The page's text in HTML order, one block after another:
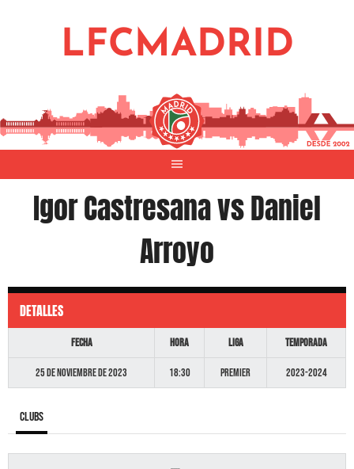
LFCMADRID
Igor Castresana vs Daniel
Arroyo
DETALLES
Fecha Hora Liga Temporada
25 de noviembre de 2023 18:30 Premier 2023-2024
Clubs